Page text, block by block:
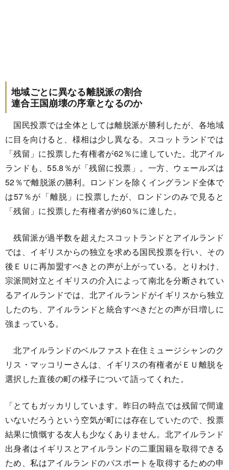
地域ごとに異なる離脱派の割合
連合王国崩壊の序章となるのか
国民投票では全体としては離脱派が勝利したが、各地域
に目を向けると、様相は少し異なる。スコットランドでは
「残留」に投票した有権者が62％に達していた。北アイル
ランドも、55.8％が「残留に投票」。一方、ウェールズは
52％で離脱派の勝利。ロンドンを除くイングランド全体で
は57％が「離脱」に投票したが、ロンドンのみで見ると
「残留」に投票した有権者が約60％に達した。
残留派が過半数を超えたスコットランドとアイルランド
では、イギリスからの独立を求める国民投票を行い、その
後ＥＵに再加盟すべきとの声が上がっている。とりわけ、
宗派間対立とイギリスの介入によって南北を分断されてい
るアイルランドでは、北アイルランドがイギリスから独立
したのち、アイルランドと統合すべきだとの声が日増しに
強まっている。
北アイルランドのベルファスト在住ミュージシャンのク
リス・マッコリーさんは、イギリスの有権者がＥＵ離脱を
選択した直後の町の様子について語ってくれた。
「とてもガッカリしています。昨日の時点では残留で間違
いないだろうという空気が町には存在していたので、投票
結果に憤慨する友人も少なくありません。北アイルランド
出身者はイギリスとアイルランドの二重国籍を取得できる
ため、私はアイルランドのパスポートを取得するための申